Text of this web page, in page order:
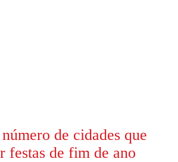
de cidades que
festas de fim de ano